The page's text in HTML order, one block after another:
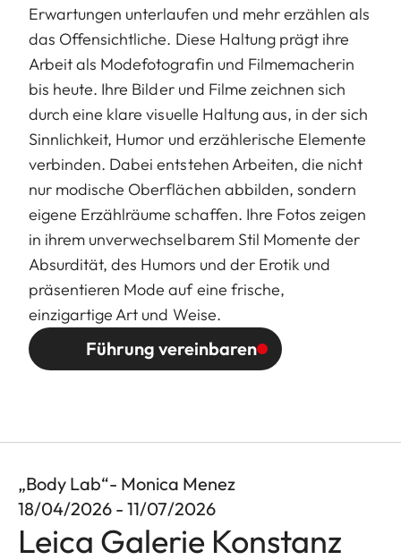
Erwartungen unterlaufen und mehr erzählen als
das Offensichtliche. Diese Haltung prägt ihre
Arbeit als Modefotografin und Filmemacherin
bis heute. Ihre Bilder und Filme zeichnen sich
durch eine klare visuelle Haltung aus, in der sich
Sinnlichkeit, Humor und erzählerische Elemente
verbinden. Dabei entstehen Arbeiten, die nicht
nur modische Oberflächen abbilden, sondern
eigene Erzählräume schaffen. Ihre Fotos zeigen
in ihrem unverwechselbarem Stil Momente der
Absurdität, des Humors und der Erotik und
präsentieren Mode auf eine frische,
einzigartige Art und Weise.
Führung vereinbaren
„Body Lab“- Monica Menez
18/04/2026 - 11/07/2026
Leica Galerie Konstanz